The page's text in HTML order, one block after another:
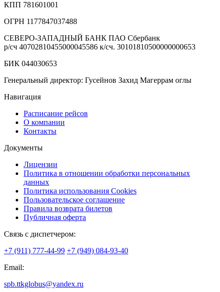
КПП 781601001
ОГРН 1177847037488
СЕВЕРО-ЗАПАДНЫЙ БАНК ПАО Сбербанк
р/сч 40702810455000045586 к/сч. 30101810500000000653
БИК 044030653
Генеральный директор: Гусейнов Захид Магеррам оглы
Навигация
Расписание рейсов
О компании
Контакты
Документы
Лицензии
Политика в отношении обработки персональных
данных
Политика использования Cookies
Пользовательское соглашение
Правила возврата билетов
Публичная оферта
Связь с диспетчером:
+7 (911) 777-44-99 +7 (949) 084-93-40
Email:
spb.ttkglobus@yandex.ru